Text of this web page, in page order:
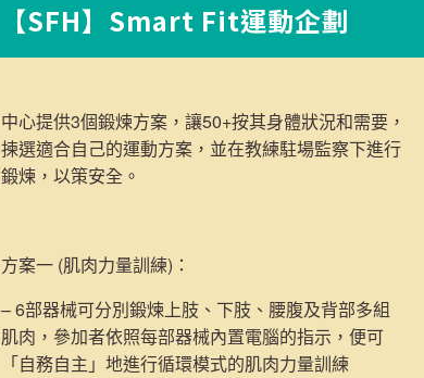
【SFH】Smart Fit運動企劃
中心提供3個鍛煉方案，讓50+按其身體狀況和需要，
揀選適合自己的運動方案，並在教練駐場監察下進行
鍛煉，以策安全。
方案一 (肌肉力量訓練) ：
– 6部器械可分別鍛煉上肢、下肢、腰腹及背部多組
肌肉，參加者依照每部器械內置電腦的指示，便可
「自務自主」地進行循環模式的肌肉力量訓練